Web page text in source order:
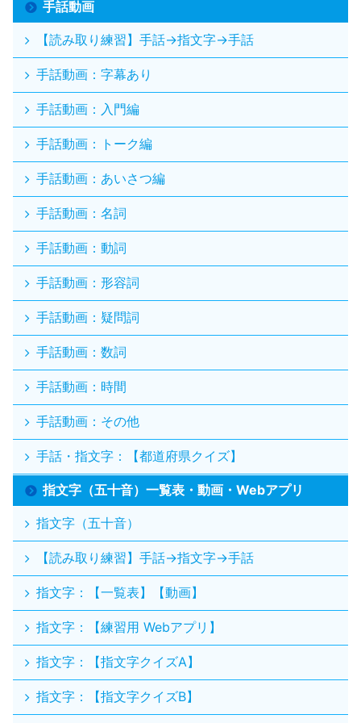
手話動画
【読み取り練習】手話→指文字→手話
手話動画：字幕あり
手話動画：入門編
手話動画：トーク編
手話動画：あいさつ編
手話動画：名詞
手話動画：動詞
手話動画：形容詞
手話動画：疑問詞
手話動画：数詞
手話動画：時間
手話動画：その他
手話・指文字：【都道府県クイズ】
指文字（五十音）一覧表・動画・Webアプリ
指文字（五十音）
【読み取り練習】手話→指文字→手話
指文字：【一覧表】【動画】
指文字：【練習用 Webアプリ】
指文字：【指文字クイズA】
指文字：【指文字クイズB】